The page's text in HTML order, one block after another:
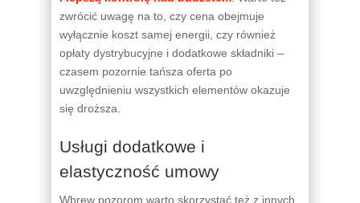
zwrócić uwagę na to, czy cena obejmuje
wyłącznie koszt samej energii, czy również
opłaty dystrybucyjne i dodatkowe składniki –
czasem pozornie tańsza oferta po
uwzględnieniu wszystkich elementów okazuje
się droższa.
Usługi dodatkowe i
elastyczność umowy
Wbrew pozorom warto skorzystać też z innych